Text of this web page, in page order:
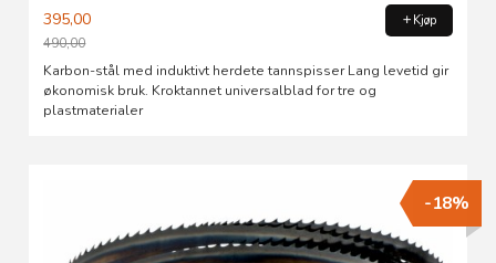
395,00
490,00
Rabatt
Kjøp
Karbon-stål med induktivt herdete tannspisser Lang levetid gir
økonomisk bruk. Kroktannet universalblad for tre og
plastmaterialer
-18%